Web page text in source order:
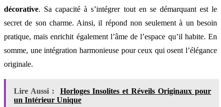
décorative. Sa capacité à s’intégrer tout en se démarquant est le
secret de son charme. Ainsi, il répond non seulement à un besoin
pratique, mais enrichit également l’âme de l’espace qu’il habite. En
somme, une intégration harmonieuse pour ceux qui osent l’élégance
originale.
Lire Aussi :
Horloges Insolites et Réveils Originaux pour
un Intérieur Unique